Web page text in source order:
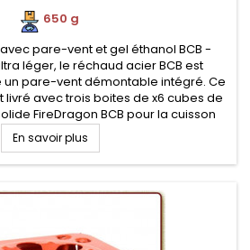
650 g
pare-vent et gel éthanol BCB -
léger, le réchaud acier BCB est
pare-vent démontable intégré. Ce
avec trois boites de x6 cubes de
FireDragon BCB pour la cuisson
de vos repas bushcraft
En savoir plus